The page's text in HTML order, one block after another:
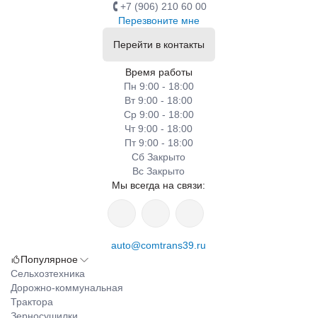
+7 (906) 210 60 00
Перезвоните мне
Перейти в контакты
Время работы
Пн 9:00 - 18:00
Вт 9:00 - 18:00
Ср 9:00 - 18:00
Чт 9:00 - 18:00
Пт 9:00 - 18:00
Сб Закрыто
Вс Закрыто
Мы всегда на связи:
auto@comtrans39.ru
Популярное
Сельхозтехника
Дорожно-коммунальная
Трактора